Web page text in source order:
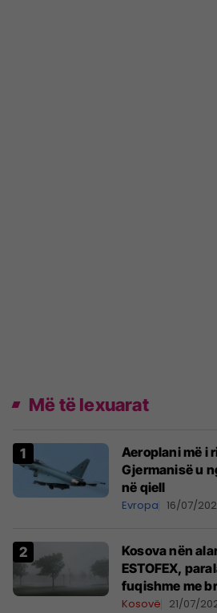
Më të lexuarat
Aeroplani më i
Gjermanisë u
në qiell
Evropa 16/07/
Kosova nën
ESTOFEX,
fuqishme me
forta
Kosovë 21/07/